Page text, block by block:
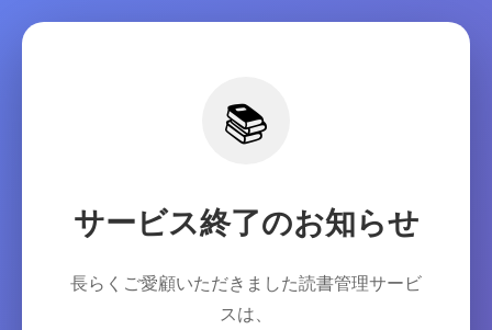
📚
サービス終了のお知らせ
長らくご愛顧いただきました読書管理サービ
スは、